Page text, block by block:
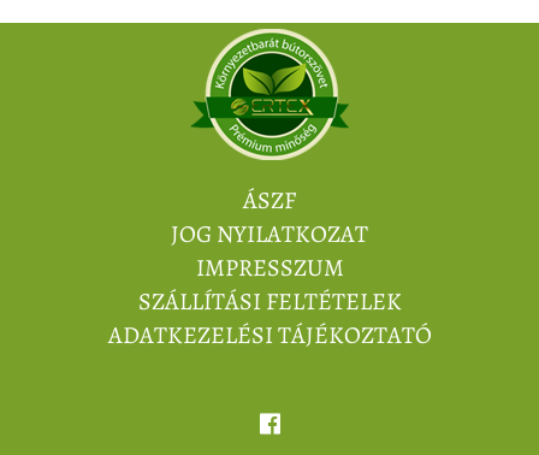
ÁSZF
JOG NYILATKOZAT
IMPRESSZUM
SZÁLLÍTÁSI FELTÉTELEK
ADATKEZELÉSI TÁJÉKOZTATÓ